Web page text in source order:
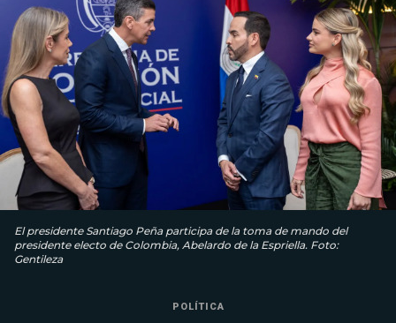
El presidente Santiago Peña participa de la toma de mando del
presidente electo de Colombia, Abelardo de la Espriella. Foto:
Gentileza
POLÍTICA